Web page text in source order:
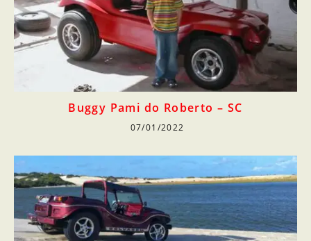
Buggy Pami do Roberto – SC
07/01/2022